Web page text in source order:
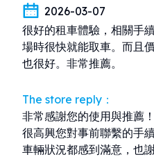
2026-03-07
很好的租車體驗，相關手
場時很快就能取車。而且
也很好。非常推薦。
The store reply：
非常感謝您的使用與推薦！
很高興您對事前聯繫的手
車輛狀況都感到滿意，也